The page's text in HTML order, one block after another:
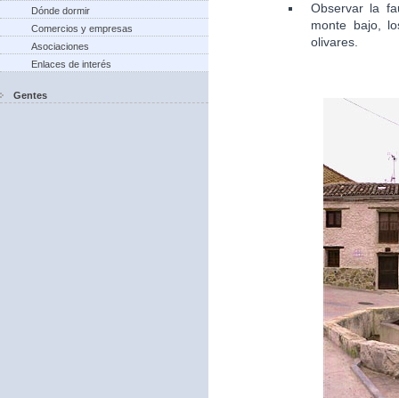
Dónde dormir
Comercios y empresas
Asociaciones
Enlaces de interés
Gentes
Observar la
monte bajo,
olivares.